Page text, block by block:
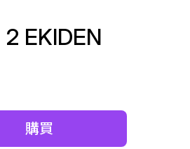
EKIDEN
購買